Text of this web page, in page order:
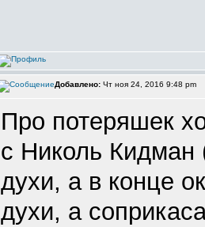
Добавлено: Чт ноя 24, 2016 9:48 pm
Про потеряшек
с Николь Кидман
духи, а в конце
духи, а